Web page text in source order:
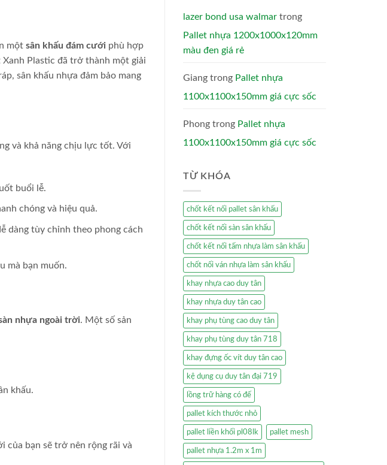
một sân khấu đám cưới phù hợp
Plastic đã trở thành một giải
sân khấu nhựa đảm bảo mang
và khả năng chịu lực tốt. Với
buổi lễ.
chóng và hiệu quả.
dàng tùy chỉnh theo phong cách
mà bạn muốn.
nhựa ngoài trời. Một số sản
khấu.
của bạn sẽ trở nên rộng rãi và
lazer bond usa walmar trong
Pallet nhựa 1200x1000x120mm
màu đen giá rẻ
Giang trong Pallet nhựa
1100x1100x150mm giá cực sốc
Phong trong Pallet nhựa
1100x1100x150mm giá cực sốc
TỪ KHÓA
chốt kết nối pallet sân khấu
chốt kết nối sàn sân khấu
chốt kết nối tấm nhựa làm sân khấu
chốt nối ván nhựa làm sân khấu
khay nhựa cao duy tân
khay nhựa duy tân cao
khay phụ tùng cao duy tân
khay phụ tùng duy tân 718
khay đựng ốc vít duy tân cao
kệ dụng cụ duy tân đại 719
lồng trữ hàng có đế
pallet kích thước nhỏ
pallet liền khối pl08lk pallet mesh
pallet nhựa 1.2m x 1m